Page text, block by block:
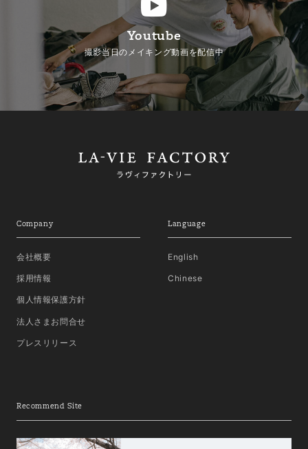
Youtube
撮影当日のメイキング動画を配信中
Company
会社概要
採用情報
個人情報保護方針
法人さまお問合せ
プレスリリース
Language
English
Chinese
Recommend Site